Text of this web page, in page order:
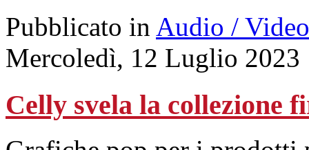
Pubblicato in Audio / Video
Mercoledì, 12 Luglio 2023
Celly svela la collezione